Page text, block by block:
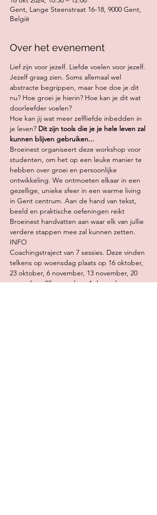
Gent, Lange Steenstraat 16-18, 9000 Gent,
België
Over het evenement
Lief zijn voor jezelf. Liefde voelen voor jezelf.
Jezelf graag zien. Soms allemaal wel
abstracte begrippen, maar hoe doe je dit
nu? Hoe groei je hierin? Hoe kan je dit wat
doorleefder voelen?
Hoe kan jij wat meer zelfliefde inbedden in
je leven? Dit zijn tools die je je hele leven zal
kunnen blijven gebruiken...
Broeinest organiseert deze workshop voor
studenten, om het op een leuke manier te
hebben over groei en persoonlijke
ontwikkeling. We ontmoeten elkaar in een
gezellige, unieke sfeer in een warme living
in Gent centrum. Aan de hand van tekst,
beeld en praktische oefeningen reikt
Broeinest handvatten aan waar elk van jullie
verdere stappen mee zal kunnen zetten.
INFO
Coachingstraject van 7 sessies. Deze vinden
telkens op woensdag plaats op 16 oktober,
23 oktober, 6 november, 13 november, 20
november, 27 november, 4 december.